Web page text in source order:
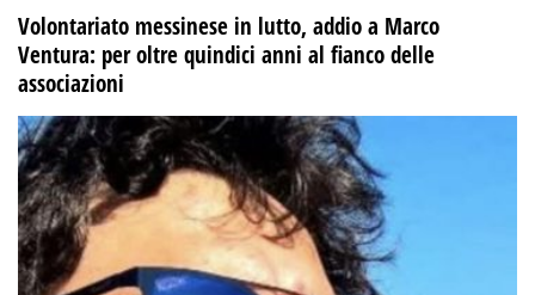
Volontariato messinese in lutto, addio a Marco
Ventura: per oltre quindici anni al fianco delle
associazioni